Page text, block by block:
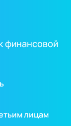
финансовой
лицам